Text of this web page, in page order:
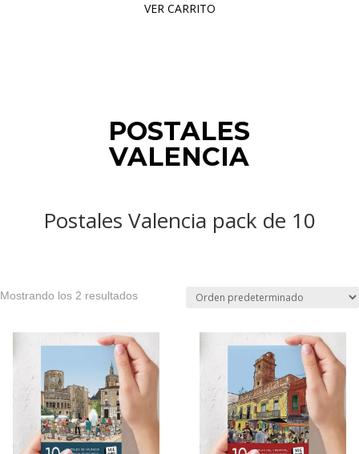
VER CARRITO
POSTALES
VALENCIA
Postales Valencia pack de 10
Mostrando los 2 resultados